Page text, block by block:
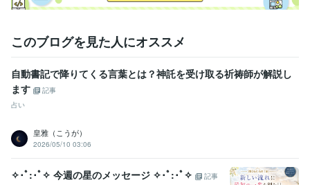
このブログを見た人にオススメ
自動書記で降りてくる言葉とは？神託を受け取る祈祷師が解説し
ます
記事
占い
皇雅（こうが）
2026/05/10 03:06
✧･ﾟ:･ﾟ✧ 今週の星のメッセージ ✧･ﾟ:･ﾟ✧
記事